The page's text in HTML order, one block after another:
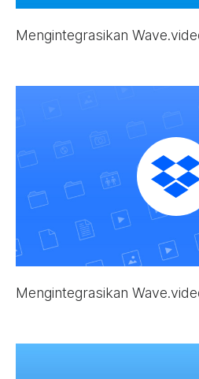
Mengintegrasikan
Mengintegrasikan